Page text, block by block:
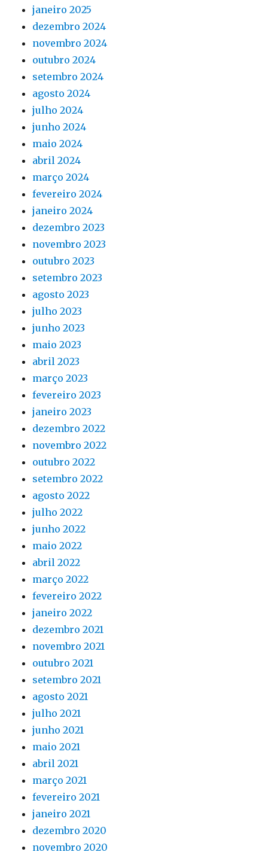
janeiro 2025
dezembro 2024
novembro 2024
outubro 2024
setembro 2024
agosto 2024
julho 2024
junho 2024
maio 2024
abril 2024
março 2024
fevereiro 2024
janeiro 2024
dezembro 2023
novembro 2023
outubro 2023
setembro 2023
agosto 2023
julho 2023
junho 2023
maio 2023
abril 2023
março 2023
fevereiro 2023
janeiro 2023
dezembro 2022
novembro 2022
outubro 2022
setembro 2022
agosto 2022
julho 2022
junho 2022
maio 2022
abril 2022
março 2022
fevereiro 2022
janeiro 2022
dezembro 2021
novembro 2021
outubro 2021
setembro 2021
agosto 2021
julho 2021
junho 2021
maio 2021
abril 2021
março 2021
fevereiro 2021
janeiro 2021
dezembro 2020
novembro 2020